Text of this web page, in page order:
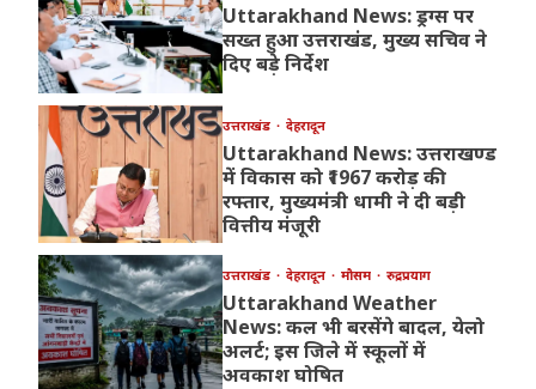
Uttarakhand News: ड्रग्स पर
सख्त हुआ उत्तराखंड, मुख्य सचिव ने
दिए बड़े निर्देश
उत्तराखंड देहरादून
Uttarakhand News: उत्तराखण्ड
में विकास को ₹1967 करोड़ की
रफ्तार, मुख्यमंत्री धामी ने दी बड़ी
वित्तीय मंजूरी
उत्तराखंड देहरादून मौसम रुद्रप्रयाग
Uttarakhand Weather
News: कल भी बरसेंगे बादल, येलो
अलर्ट; इस जिले में स्कूलों में
अवकाश घोषित